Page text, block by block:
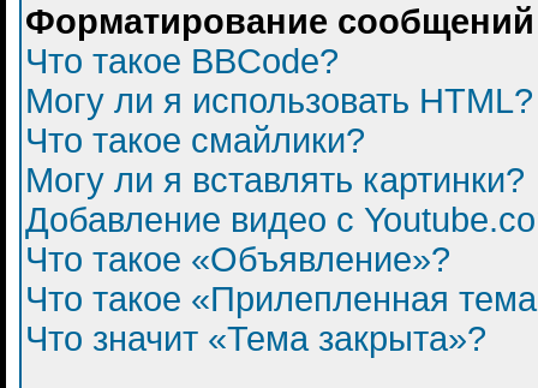
Форматирование
Что такое BBCode?
Могу ли я использовать HTML?
Что такое смайлики?
Могу ли я вставлять картинки?
Добавление видео с
Что такое «Объявление»?
Что такое «Прилепленная
Что значит «Тема закрыта»?